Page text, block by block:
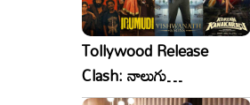
Tollywood Release
Clash: నాలుగు